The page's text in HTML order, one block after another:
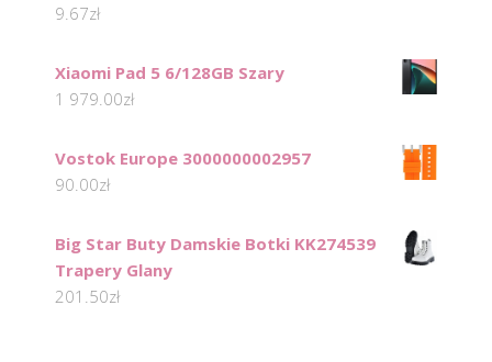
9.67zł
Xiaomi Pad 5 6/128GB Szary
1 979.00zł
Vostok Europe 3000000002957
90.00zł
Big Star Buty Damskie Botki KK274539
Trapery Glany
201.50zł